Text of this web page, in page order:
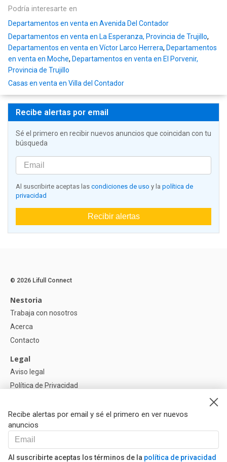
Podría interesarte en
Departamentos en venta en Avenida Del Contador
Departamentos en venta en La Esperanza, Provincia de Trujillo,
Departamentos en venta en Víctor Larco Herrera, Departamentos
en venta en Moche, Departamentos en venta en El Porvenir,
Provincia de Trujillo
Casas en venta en Villa del Contador
Recibe alertas por email
Sé el primero en recibir nuevos anuncios que coincidan con tu
búsqueda
Al suscribirte aceptas las condiciones de uso y la política de
privacidad
Recibir alertas
Recibe alertas por email y sé el primero en ver nuevos
anuncios
Al suscribirte aceptas los términos de la política de privacidad
© 2026 Lifull Connect
Nestoria
Trabaja con nosotros
Acerca
Contacto
Legal
Aviso legal
Política de Privacidad
Ayuda
Preguntas
Nuestros Partners
Libro de reclamaciones